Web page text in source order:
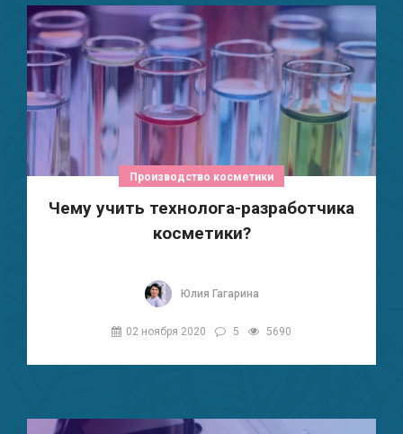
Производство косметики
Чему учить технолога-разработчика
косметики?
Юлия Гагарина
02 ноября 2020 5 5690